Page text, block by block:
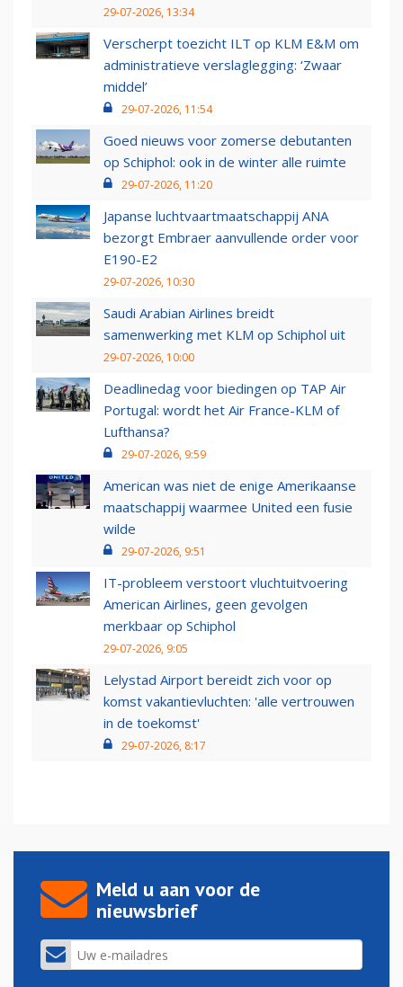
29-07-2026, 13:34
Verscherpt toezicht ILT op KLM E&M om
administratieve verslaglegging: ‘Zwaar
middel’
29-07-2026, 11:54
Goed nieuws voor zomerse debutanten
op Schiphol: ook in de winter alle ruimte
29-07-2026, 11:20
Japanse luchtvaartmaatschappij ANA
bezorgt Embraer aanvullende order voor
E190-E2
29-07-2026, 10:30
Saudi Arabian Airlines breidt
samenwerking met KLM op Schiphol uit
29-07-2026, 10:00
Deadlinedag voor biedingen op TAP Air
Portugal: wordt het Air France-KLM of
Lufthansa?
29-07-2026, 9:59
American was niet de enige Amerikaanse
maatschappij waarmee United een fusie
wilde
29-07-2026, 9:51
IT-probleem verstoort vluchtuitvoering
American Airlines, geen gevolgen
merkbaar op Schiphol
29-07-2026, 9:05
Lelystad Airport bereidt zich voor op
komst vakantievluchten: 'alle vertrouwen
in de toekomst'
29-07-2026, 8:17
Meld u aan voor de
nieuwsbrief